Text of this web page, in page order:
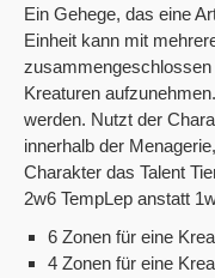
Ein Gehege, das eine
Einheit kann mit
Kreaturen
werden. Nutzt der
innerhalb der
Charakter das Talent
2w6 TempLep anstatt
6 Zonen für eine
4 Zonen für eine